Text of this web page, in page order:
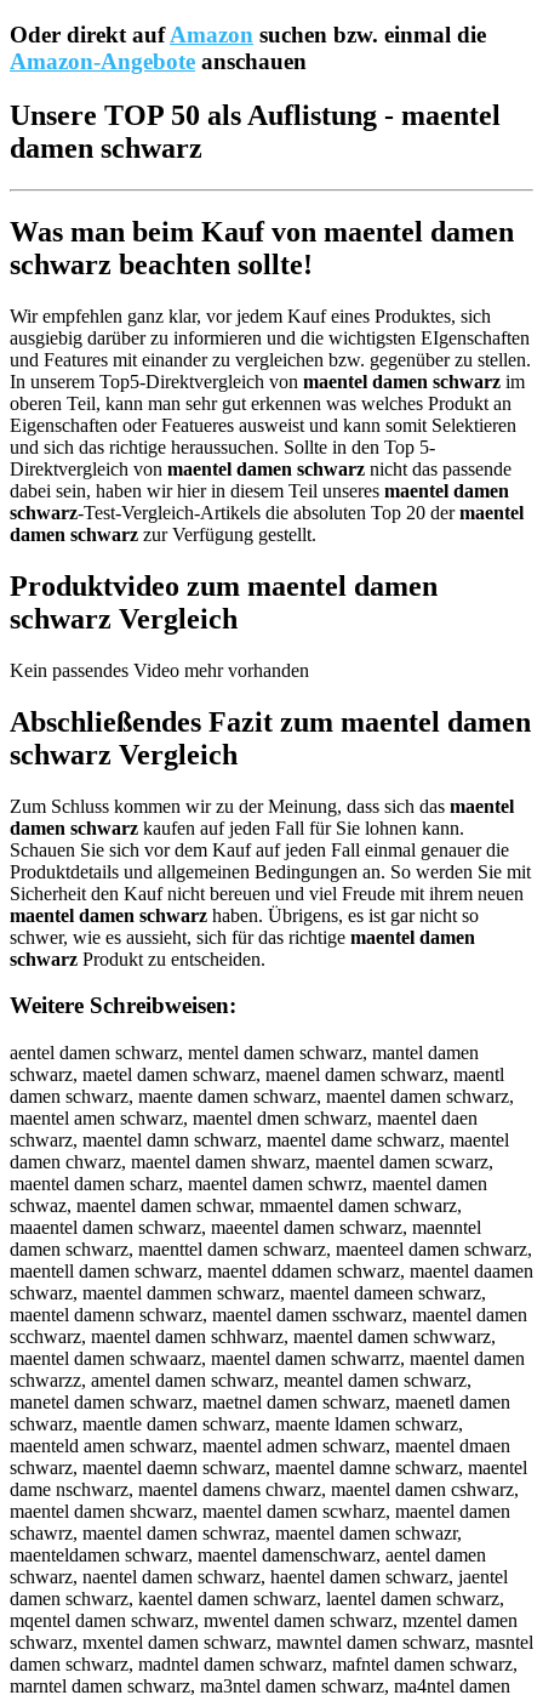
Oder direkt aufAmazon suchen bzw. einmal die
Amazon-Angebote anschauen
Unsere TOP 50 als Auflistung - maentel
damen schwarz
Was man beim Kauf von maentel damen
schwarz beachten sollte!
Wir empfehlen ganz klar, vor jedem Kauf eines Produktes, sich
ausgiebig darüber zu informieren und die wichtigsten EIgenschaften
und Features mit einander zu vergleichen bzw. gegenüber zu stellen.
In unserem Top5-Direktvergleich von maentel damen schwarz im
oberen Teil, kann man sehr gut erkennen was welches Produkt an
Eigenschaften oder Featueres ausweist und kann somit Selektieren
und sich das richtige heraussuchen. Sollte in den Top 5-
Direktvergleich von maentel damen schwarz nicht das passende
dabei sein, haben wir hier in diesem Teil unseres maentel damen
schwarz-Test-Vergleich-Artikels die absoluten Top 20 dermaentel
damen schwarz zur Verfügung gestellt.
Produktvideo zum maentel damen
schwarz Vergleich
Kein passendes Video mehr vorhanden
Abschließendes Fazit zum maentel damen
schwarz Vergleich
Zum Schluss kommen wir zu der Meinung, dass sich das maentel
damen schwarz kaufen auf jeden Fall für Sie lohnen kann.
Schauen Sie sich vor dem Kauf auf jeden Fall einmal genauer die
Produktdetails und allgemeinen Bedingungen an. So werden Sie mit
Sicherheit den Kauf nicht bereuen und viel Freude mit ihrem neuen
maentel damen schwarz haben. Übrigens, es ist gar nicht so
schwer, wie es aussieht, sich für das richtige maentel damen
schwarz Produkt zu entscheiden.
Weitere Schreibweisen:
aentel damen schwarz, mentel damen schwarz, mantel damen
schwarz, maetel damen schwarz, maenel damen schwarz, maentl
damen schwarz, maente damen schwarz, maentel damen schwarz,
maentel amen schwarz, maentel dmen schwarz, maentel daen
schwarz, maentel damn schwarz, maentel dame schwarz, maentel
damen chwarz, maentel damen shwarz, maentel damen scwarz,
maentel damen scharz, maentel damen schwrz, maentel damen
schwaz, maentel damen schwar, mmaentel damen schwarz,
maaentel damen schwarz, maeentel damen schwarz, maenntel
damen schwarz, maenttel damen schwarz, maenteel damen schwarz,
maentell damen schwarz, maentel ddamen schwarz, maentel daamen
schwarz, maentel dammen schwarz, maentel dameen schwarz,
maentel damenn schwarz, maentel damen sschwarz, maentel damen
scchwarz, maentel damen schhwarz, maentel damen schwwarz,
maentel damen schwaarz, maentel damen schwarrz, maentel damen
schwarzz, amentel damen schwarz, meantel damen schwarz,
manetel damen schwarz, maetnel damen schwarz, maenetl damen
schwarz, maentle damen schwarz, maente ldamen schwarz,
maenteld amen schwarz, maentel admen schwarz, maentel dmaen
schwarz, maentel daemn schwarz, maentel damne schwarz, maentel
dame nschwarz, maentel damens chwarz, maentel damen cshwarz,
maentel damen shcwarz, maentel damen scwharz, maentel damen
schawrz, maentel damen schwraz, maentel damen schwazr,
maenteldamen schwarz, maentel damenschwarz, aentel damen
schwarz, naentel damen schwarz, haentel damen schwarz, jaentel
damen schwarz, kaentel damen schwarz, laentel damen schwarz,
mqentel damen schwarz, mwentel damen schwarz, mzentel damen
schwarz, mxentel damen schwarz, mawntel damen schwarz, masntel
damen schwarz, madntel damen schwarz, mafntel damen schwarz,
marntel damen schwarz, ma3ntel damen schwarz, ma4ntel damen